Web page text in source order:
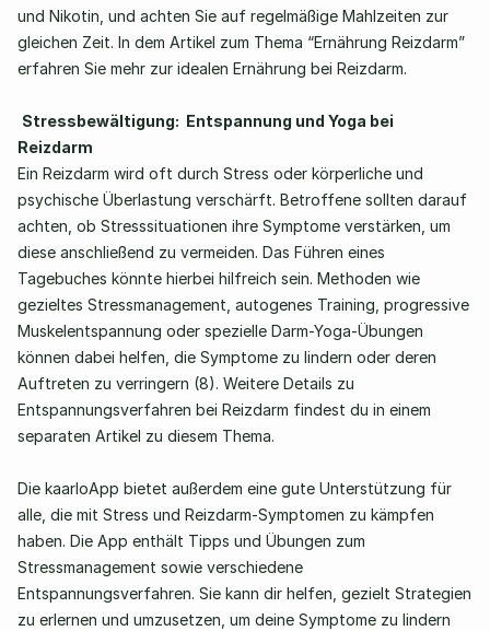
und Nikotin, und achten Sie auf regelmäßige Mahlzeiten zur
gleichen Zeit. In dem Artikel zum Thema “Ernährung Reizdarm”
erfahren Sie mehr zur idealen Ernährung bei Reizdarm.
Stressbewältigung:  Entspannung und Yoga bei
Reizdarm
Ein Reizdarm wird oft durch Stress oder körperliche und
psychische Überlastung verschärft. Betroffene sollten darauf
achten, ob Stresssituationen ihre Symptome verstärken, um
diese anschließend zu vermeiden. Das Führen eines
Tagebuches könnte hierbei hilfreich sein. Methoden wie
gezieltes Stressmanagement, autogenes Training, progressive
Muskelentspannung oder spezielle Darm-Yoga-Übungen
können dabei helfen, die Symptome zu lindern oder deren
Auftreten zu verringern (8). Weitere Details zu
Entspannungsverfahren bei Reizdarm findest du in einem
separaten Artikel zu diesem Thema.
Die kaarloApp bietet außerdem eine gute Unterstützung für
alle, die mit Stress und Reizdarm-Symptomen zu kämpfen
haben. Die App enthält Tipps und Übungen zum
Stressmanagement sowie verschiedene
Entspannungsverfahren. Sie kann dir helfen, gezielt Strategien
zu erlernen und umzusetzen, um deine Symptome zu lindern